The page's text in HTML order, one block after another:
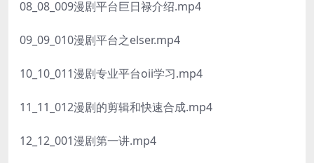
08_08_009漫剧平台巨日禄介绍.mp4
09_09_010漫剧平台之elser.mp4
10_10_011漫剧专业平台oii学习.mp4
11_11_012漫剧的剪辑和快速合成.mp4
12_12_001漫剧第一讲.mp4